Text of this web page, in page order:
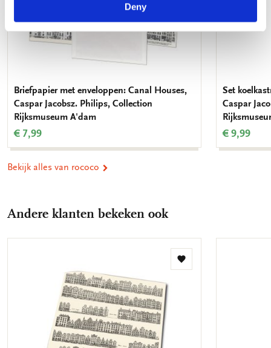
Deny
Briefpapier met enveloppen: Canal Houses,
Caspar Jacobsz. Philips, Collection
Rijksmuseum A'dam
€ 7,99
Set
Caspar
€ 9,99
Bekijk alles van rococo
Andere klanten bekeken ook
Toevoegen